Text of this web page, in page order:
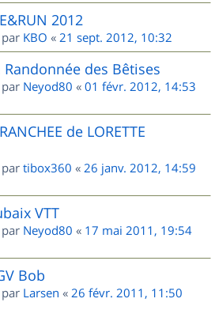
2012
KBO « 21 sept. 2012, 10:32
Randonnée des Bêtises
Neyod80 « 01 févr. 2012, 14:53
de LORETTE
tibox360 « 26 janv. 2012, 14:59
VTT
Neyod80 « 17 mai 2011, 19:54
Bob
Larsen « 26 févr. 2011, 11:50